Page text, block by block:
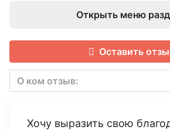
Открыть меню
Оставить
О ком отзыв:
Хочу выразить свою